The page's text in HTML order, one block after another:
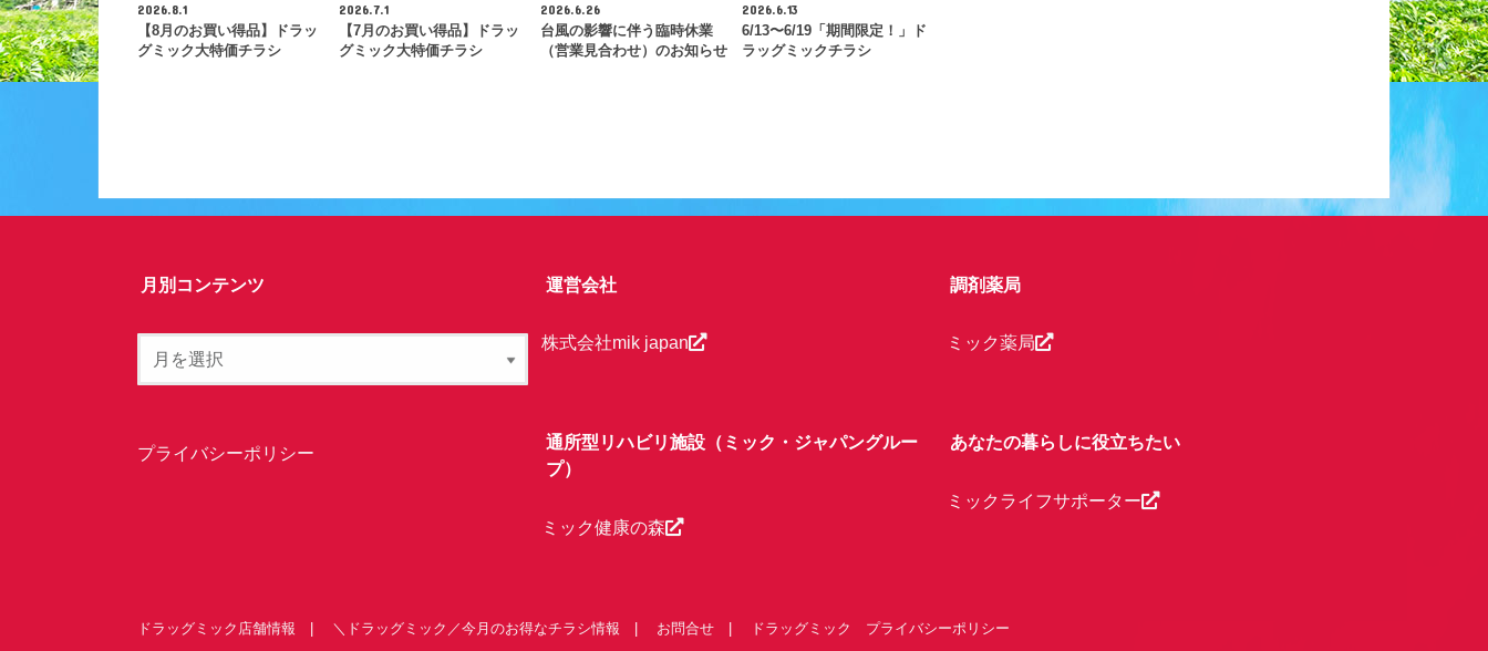
2026.8.1
【8月のお買い得品】ドラッ
グミック大特価チラシ
2026.7.1
【7月のお買い得品】ドラッ
グミック大特価チラシ
2026.6.26
台風の影響に伴う臨時休業
（営業見合わせ）のお知らせ
2026.6.13
6/13〜6/19「期間限定！」ド
ラッグミックチラシ
月別コンテンツ
プライバシーポリシー
運営会社
株式会社mik japan
通所型リハビリ施設（ミック・ジャパングルー
プ）
ミック健康の森
調剤薬局
ミック薬局
あなたの暮らしに役立ちたい
ミックライフサポーター
ドラッグミック店舗情報 ＼ドラッグミック／今月のお得なチラシ情報 お問合せ ドラッグミック プライバシーポリシー